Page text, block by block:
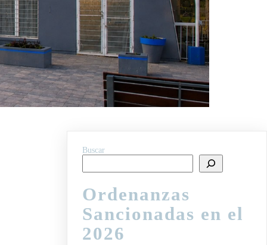
Buscar
Ordenanzas
Sancionadas en el
2026